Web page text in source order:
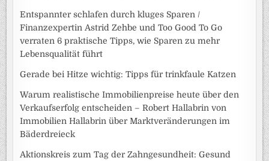
Entspannter schlafen durch kluges Sparen /
Finanzexpertin Astrid Zehbe und Too Good To Go
verraten 6 praktische Tipps, wie Sparen zu mehr
Lebensqualität führt
Gerade bei Hitze wichtig: Tipps für trinkfaule Katzen
Warum realistische Immobilienpreise heute über den
Verkaufserfolg entscheiden – Robert Hallabrin von
Immobilien Hallabrin über Marktveränderungen im
Bäderdreieck
Aktionskreis zum Tag der Zahngesundheit: Gesund